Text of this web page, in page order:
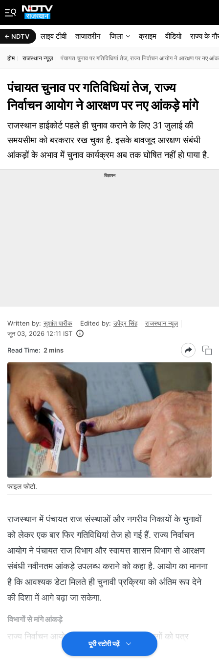
NDTV लाइव टीवी ताजातरीन जिला क्राइम वीडियो राज्‍य के
होम राजस्थान न्यूज़ पंचायत चुनाव पर गत‍िव‍िध‍ियां तेज, राज्‍य न‍िर्वाचन आयोग ने आरक्षण पर नए
पंचायत चुनाव पर गत‍िव‍िध‍ियां तेज, राज्‍य
न‍िर्वाचन आयोग ने आरक्षण पर नए आंकड़े मांगे
राजस्थान हाईकोर्ट पहले ही चुनाव कराने के लिए 31 जुलाई की
समयसीमा को बरकरार रख चुका है. इसके बावजूद आरक्षण संबंधी
आंकड़ों के अभाव में चुनाव कार्यक्रम अब तक घोषित नहीं हो पाया है.
विज्ञापन
Written by: सुशांत पारीक Edited by: उपेंद्र सिंह
राजस्थान न्यूज़
जून 03, 2026 12:11 IST
Read Time: 2 mins
फाइल फोटो.
राजस्थान में पंचायत राज संस्थाओं और नगरीय निकायों के चुनावों
को लेकर एक बार फिर गतिविधियां तेज हो गई हैं. राज्य निर्वाचन
आयोग ने पंचायत राज विभाग और स्वायत्त शासन विभाग से आरक्षण
संबंधी नवीनतम आंकड़े उपलब्ध कराने को कहा है. आयोग का मानना
है कि आवश्यक डेटा मिलते ही चुनावी प्रक्रिया को अंतिम रूप देने
की दिशा में आगे बढ़ा जा सकेगा.
विभागों से मांगे आंकड़े
राज्य निर्वाचन आयोग ने सरकार और संबंधित विभागों को पत्र
लिखकर जरूरी आंकड़े मांगे हैं. आयोग का कहना है कि पंचायत और
पूरी स्टोरी पढ़ें